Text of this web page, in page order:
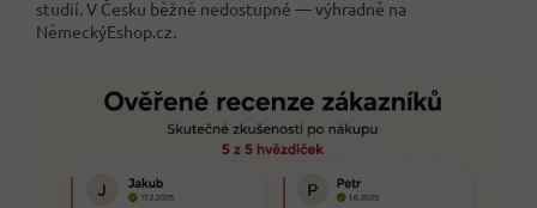
studií. V Česku běžně nedostupné — výhradně na
NěmeckýEshop.cz.